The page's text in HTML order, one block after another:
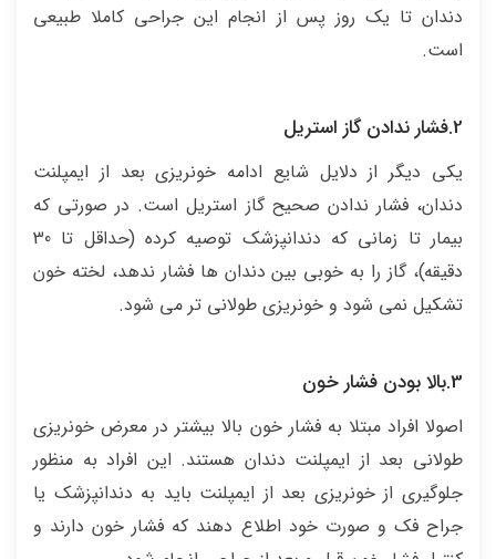
دندان تا یک روز پس از انجام این جراحی کاملا طبیعی
است.
2.فشار ندادن گاز استریل
یکی دیگر از دلایل شایع ادامه خونریزی بعد از ایمپلنت
دندان، فشار ندادن صحیح گاز استریل است. در صورتی که
بیمار تا زمانی که دندانپزشک توصیه کرده (حداقل تا 30
دقیقه)، گاز را به خوبی بین دندان ها فشار ندهد، لخته خون
تشکیل نمی شود و خونریزی طولانی تر می شود.
3.بالا بودن فشار خون
اصولا افراد مبتلا به فشار خون بالا بیشتر در معرض خونریزی
طولانی بعد از ایمپلنت دندان هستند. این افراد به منظور
جلوگیری از خونریزی بعد از ایمپلنت باید به دندانپزشک یا
جراح فک و صورت خود اطلاع دهند که فشار خون دارند و